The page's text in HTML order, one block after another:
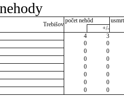
Trebišov
počet nehôd
+/-
4
3
0
0
0
0
0
0
0
0
0
0
0
0
0 0